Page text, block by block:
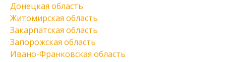
Донецкая область
Житомирская область
Закарпатская область
Запорожская область
Ивано-Франковская область